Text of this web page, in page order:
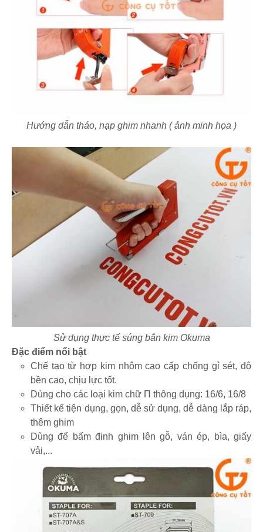
Hướng dẫn tháo, nạp ghim nhanh ( ảnh minh họa )
Sử dụng thực tế súng bắn kim Okuma
Đặc điểm nổi bật
Chế tạo từ hợp kim nhôm cao cấp chống gỉ sét, độ
bền cao, chịu lực tốt.
Dùng cho các loại kim chữ Π thông dụng: 16/6, 16/8
Thiết kế tiện dụng, gọn, dễ sử dụng, dễ dàng lắp ráp,
thêm ghim
Dùng để bấm đinh ghim lên gỗ, ván ép, bìa, giấy
vải,...